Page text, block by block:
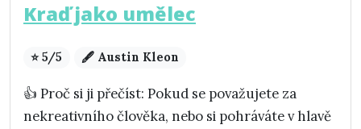
Kraď jako umělec
⭐ 5/5 🖋️ Austin Kleon
👍 Proč si ji přečíst: Pokud se považujete za
nekreativního člověka, nebo si pohráváte v hlavě